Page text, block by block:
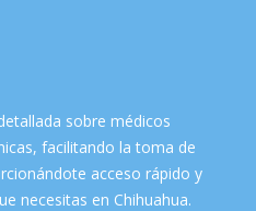
sobre médicos
facilitando la toma de
acceso rápido y
necesitas en Chihuahua.